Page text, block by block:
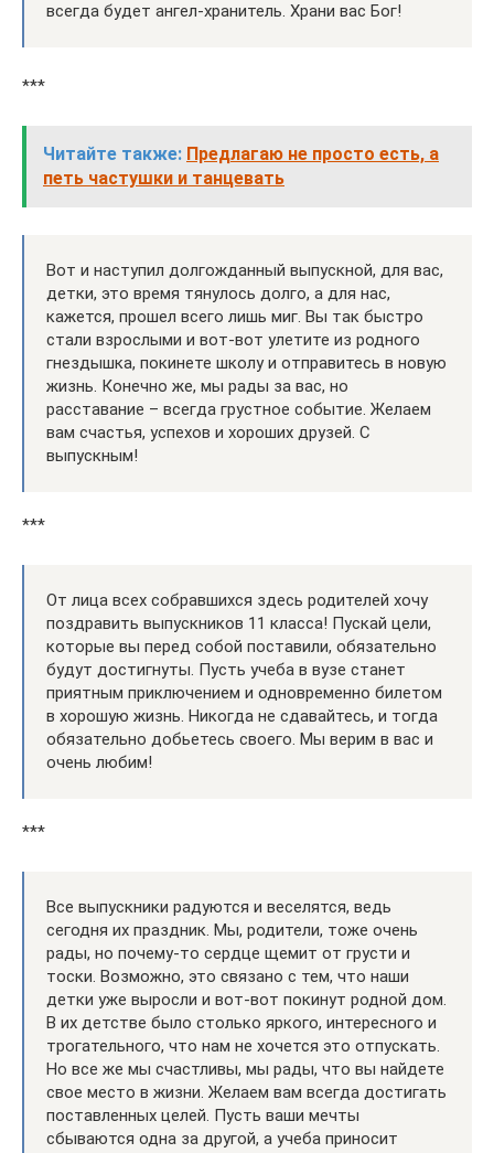
всегда будет ангел-хранитель. Храни вас Бог!
***
Читайте также: Предлагаю не просто есть, а
петь частушки и танцевать
Вот и наступил долгожданный выпускной, для вас,
детки, это время тянулось долго, а для нас,
кажется, прошел всего лишь миг. Вы так быстро
стали взрослыми и вот-вот улетите из родного
гнездышка, покинете школу и отправитесь в новую
жизнь. Конечно же, мы рады за вас, но
расставание – всегда грустное событие. Желаем
вам счастья, успехов и хороших друзей. С
выпускным!
***
От лица всех собравшихся здесь родителей хочу
поздравить выпускников 11 класса! Пускай цели,
которые вы перед собой поставили, обязательно
будут достигнуты. Пусть учеба в вузе станет
приятным приключением и одновременно билетом
в хорошую жизнь. Никогда не сдавайтесь, и тогда
обязательно добьетесь своего. Мы верим в вас и
очень любим!
***
Все выпускники радуются и веселятся, ведь
сегодня их праздник. Мы, родители, тоже очень
рады, но почему-то сердце щемит от грусти и
тоски. Возможно, это связано с тем, что наши
детки уже выросли и вот-вот покинут родной дом.
В их детстве было столько яркого, интересного и
трогательного, что нам не хочется это отпускать.
Но все же мы счастливы, мы рады, что вы найдете
свое место в жизни. Желаем вам всегда достигать
поставленных целей. Пусть ваши мечты
сбываются одна за другой, а учеба приносит